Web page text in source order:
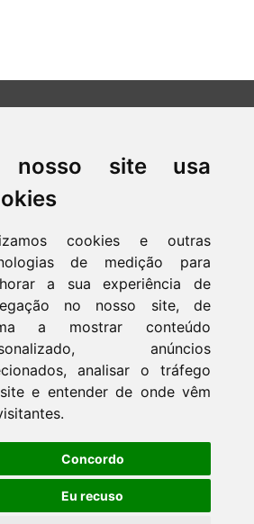
nosso site usa
cookies e outras
de medição para
a sua experiência de
no nosso site, de
a mostrar conteúdo
anúncios
analisar o tráfego
e entender de onde vêm
Concordo
Eu recuso
perfis e saiba de todas as novidades.